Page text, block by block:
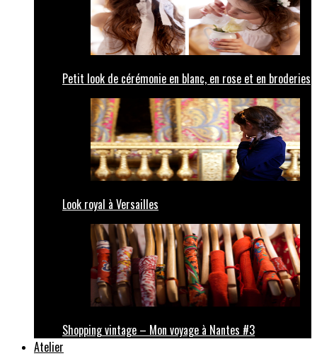
Petit look de cérémonie en blanc, en rose et en broderies
Look royal à Versailles
Shopping vintage – Mon voyage à Nantes #3
Atelier